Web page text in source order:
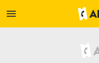
menu